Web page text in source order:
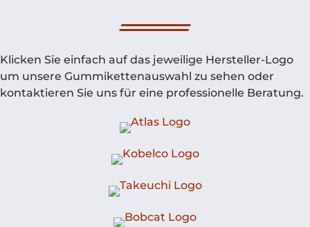
Klicken Sie einfach auf das jeweilige Hersteller-Logo
um unsere Gummikettenauswahl zu sehen oder
kontaktieren Sie uns für eine professionelle Beratung.